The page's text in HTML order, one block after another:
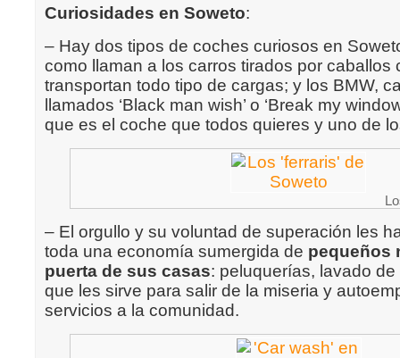
Curiosidades en Soweto:
– Hay dos tipos de coches curiosos en
como llaman a los carros tirados por caballos
transportan todo tipo de cargas; y los BMW,
llamados ‘Black man wish’ o ‘Break my
que es el coche que todos quieres y uno de
– El orgullo y su voluntad de superación les
toda una economía sumergida de pequeños
puerta de sus casas: peluquerías, lavado
que les sirve para salir de la miseria y
servicios a la comunidad.